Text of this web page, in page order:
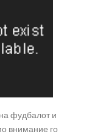
фудбалот и
внимание го